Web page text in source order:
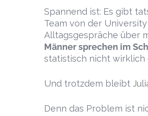
Spannend ist: Es gibt
Team von der
Alltagsgespräche über
Männer sprechen im
statistisch nicht wirklich
Und trotzdem bleibt
Denn das Problem ist